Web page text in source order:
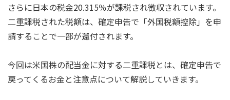
さらに日本の税金20.315％が課税され徴収されています。
二重課税された税額は、確定申告で「外国税額控除」を申
請することで一部が還付されます。
今回は米国株の配当金に対する二重課税とは、確定申告で
戻ってくるお金と注意点について解説していきます。